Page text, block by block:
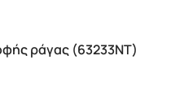
ράγας (63233NT)